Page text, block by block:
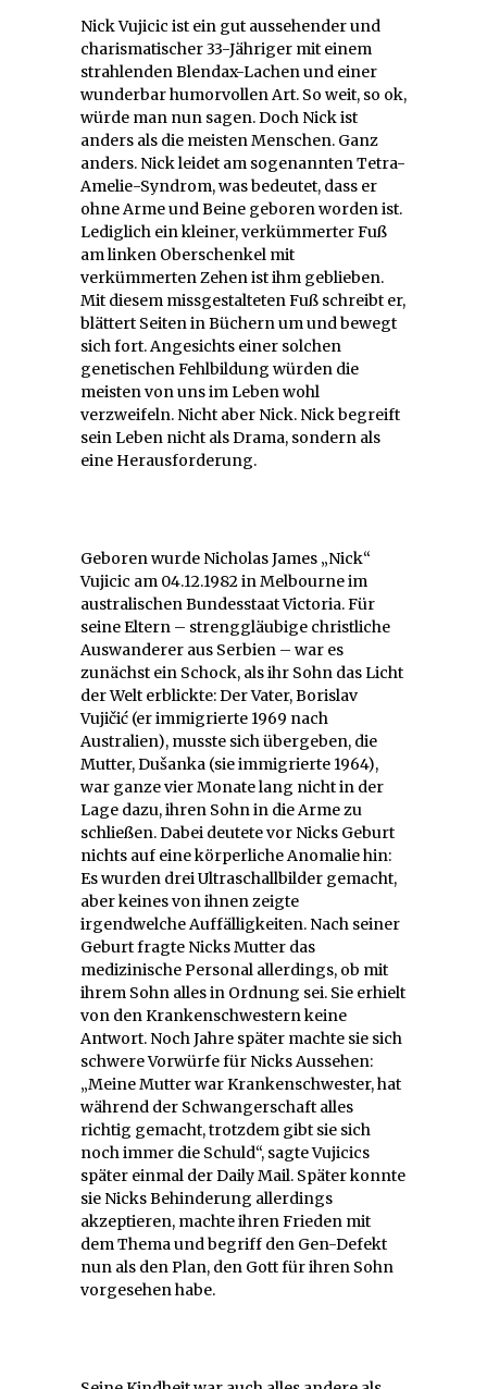
Nick Vujicic ist ein gut aussehender und
charismatischer 33-Jähriger mit einem
strahlenden Blendax-Lachen und einer
wunderbar humorvollen Art. So weit, so ok,
würde man nun sagen. Doch Nick ist
anders als die meisten Menschen. Ganz
anders. Nick leidet am sogenannten Tetra-
Amelie-Syndrom, was bedeutet, dass er
ohne Arme und Beine geboren worden ist.
Lediglich ein kleiner, verkümmerter Fuß
am linken Oberschenkel mit
verkümmerten Zehen ist ihm geblieben.
Mit diesem missgestalteten Fuß schreibt er,
blättert Seiten in Büchern um und bewegt
sich fort. Angesichts einer solchen
genetischen Fehlbildung würden die
meisten von uns im Leben wohl
verzweifeln. Nicht aber Nick. Nick begreift
sein Leben nicht als Drama, sondern als
eine Herausforderung.
Geboren wurde Nicholas James „Nick“
Vujicic am 04.12.1982 in Melbourne im
australischen Bundesstaat Victoria. Für
seine Eltern – strenggläubige christliche
Auswanderer aus Serbien – war es
zunächst ein Schock, als ihr Sohn das Licht
der Welt erblickte: Der Vater, Borislav
Vujičić (er immigrierte 1969 nach
Australien), musste sich übergeben, die
Mutter, Dušanka (sie immigrierte 1964),
war ganze vier Monate lang nicht in der
Lage dazu, ihren Sohn in die Arme zu
schließen. Dabei deutete vor Nicks Geburt
nichts auf eine körperliche Anomalie hin:
Es wurden drei Ultraschallbilder gemacht,
aber keines von ihnen zeigte
irgendwelche Auffälligkeiten. Nach seiner
Geburt fragte Nicks Mutter das
medizinische Personal allerdings, ob mit
ihrem Sohn alles in Ordnung sei. Sie erhielt
von den Krankenschwestern keine
Antwort. Noch Jahre später machte sie sich
schwere Vorwürfe für Nicks Aussehen:
„Meine Mutter war Krankenschwester, hat
während der Schwangerschaft alles
richtig gemacht, trotzdem gibt sie sich
noch immer die Schuld“, sagte Vujicics
später einmal der Daily Mail. Später konnte
sie Nicks Behinderung allerdings
akzeptieren, machte ihren Frieden mit
dem Thema und begriff den Gen-Defekt
nun als den Plan, den Gott für ihren Sohn
vorgesehen habe.